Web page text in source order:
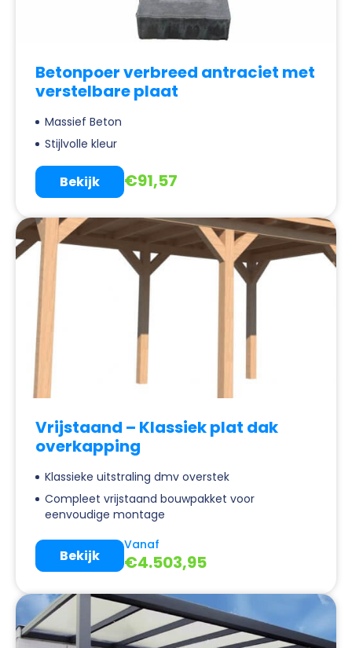
Betonpoer verbreed antraciet met
verstelbare plaat
Massief Beton
Stijlvolle kleur
€91,57
Bekijk
Vrijstaand – Klassiek plat dak
overkapping
Klassieke uitstraling dmv overstek
Compleet vrijstaand bouwpakket voor
eenvoudige montage
Vanaf
€4.503,95
Bekijk